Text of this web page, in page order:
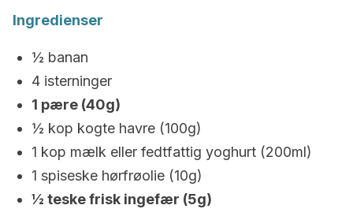
Ingredienser
½ banan
4 isterninger
1 pære (40g)
½ kop kogte havre (100g)
1 kop mælk eller fedtfattig yoghurt (200ml)
1 spiseske hørfrøolie (10g)
½ teske frisk ingefær (5g)